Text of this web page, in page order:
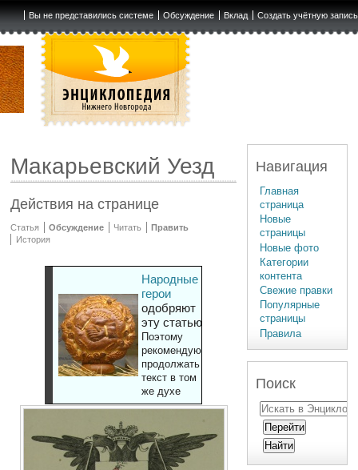
Вы не представились системе Обсуждение Вклад Создать учётную запись
Макарьевский Уезд
Действия на странице
Статья Обсуждение Читать
Править
История
Народные
герои
одобряют
эту статью
Поэтому
рекомендуют
продолжать
текст в том
же духе
Навигация
Главная
страница
Новые
страницы
Новые фото
Категории
контента
Свежие правки
Популярные
страницы
Правила
Поиск